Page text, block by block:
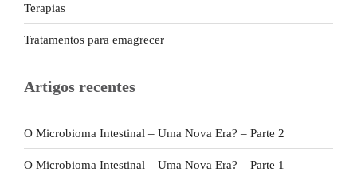
Terapias
Tratamentos para emagrecer
Artigos recentes
O Microbioma Intestinal – Uma Nova Era? – Parte 2
O Microbioma Intestinal – Uma Nova Era? – Parte 1